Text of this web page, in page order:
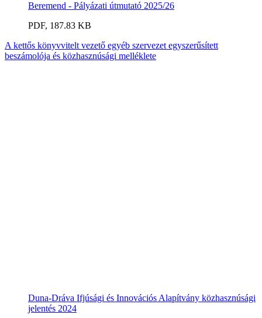
Beremend - Pályázati útmutató 2025/26
PDF, 187.83 KB
A kettős könyvvitelt vezető egyéb szervezet egyszerűsített
beszámolója és közhasznúsági melléklete
Duna-Dráva Ifjúsági és Innovációs Alapítvány közhasznúsági
jelentés 2024